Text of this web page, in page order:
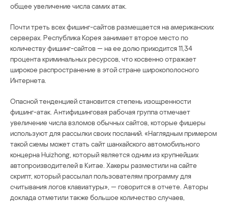
общее увеличение числа самих атак.
Почти треть всех фишинг-сайтов размещается на американских
серверах. Республика Корея занимает второе место по
количеству фишинг-сайтов — на ее долю приходится 11,34
процента криминальных ресурсов, что косвенно отражает
широкое распространение в этой стране широкополосного
Интернета.
Опасной тенденцией становится степень изощренности
фишинг-атак. Антифишинговая рабочая группа отмечает
увеличение числа взломов обычных сайтов, которые фишеры
используют для рассылки своих посланий. «Наглядным примером
такой схемы может стать сайт шанхайского автомобильного
концерна Huizhong, который является одним из крупнейших
автопроизводителей в Китае. Хакеры разместили на сайте
скрипт, который рассылал пользователям программу для
считывания логов клавиатуры», — говорится в отчете. Авторы
доклада отметили также большое количество случаев,